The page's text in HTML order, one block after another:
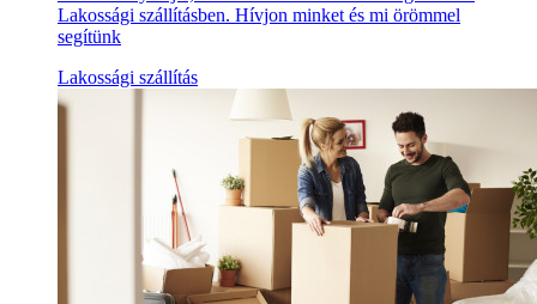
Lakossági szállításben. Hívjon minket és mi örömmel
segítünk
Lakossági szállítás